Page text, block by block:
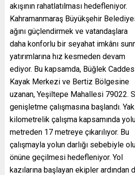
akışının rahatlatılması hedefleniyor.
Kahramanmaraş Büyükşehir
ağını güçlendirmek ve vatandaşlara
daha konforlu bir seyahat imkânı
yatırımlarına hız kesmeden devam
ediyor. Bu kapsamda, Büğlek
Kayak Merkezi ve Bertiz Bölgesine
uzanan, Yeşiltepe Mahallesi 79022.
genişletme çalışmasına başlandı.
kilometrelik çalışma kapsamında
metreden 17 metreye çıkarılıyor. Bu
çalışmayla yolun darlığı sebebiyle
önüne geçilmesi hedefleniyor. Yol
kazılarına başlayan ekipler